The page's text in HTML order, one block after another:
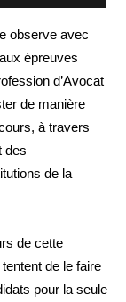
observe avec
épreuves
d’Avocat
de manière
à travers
des
de la
de cette
de le faire
pour la seule